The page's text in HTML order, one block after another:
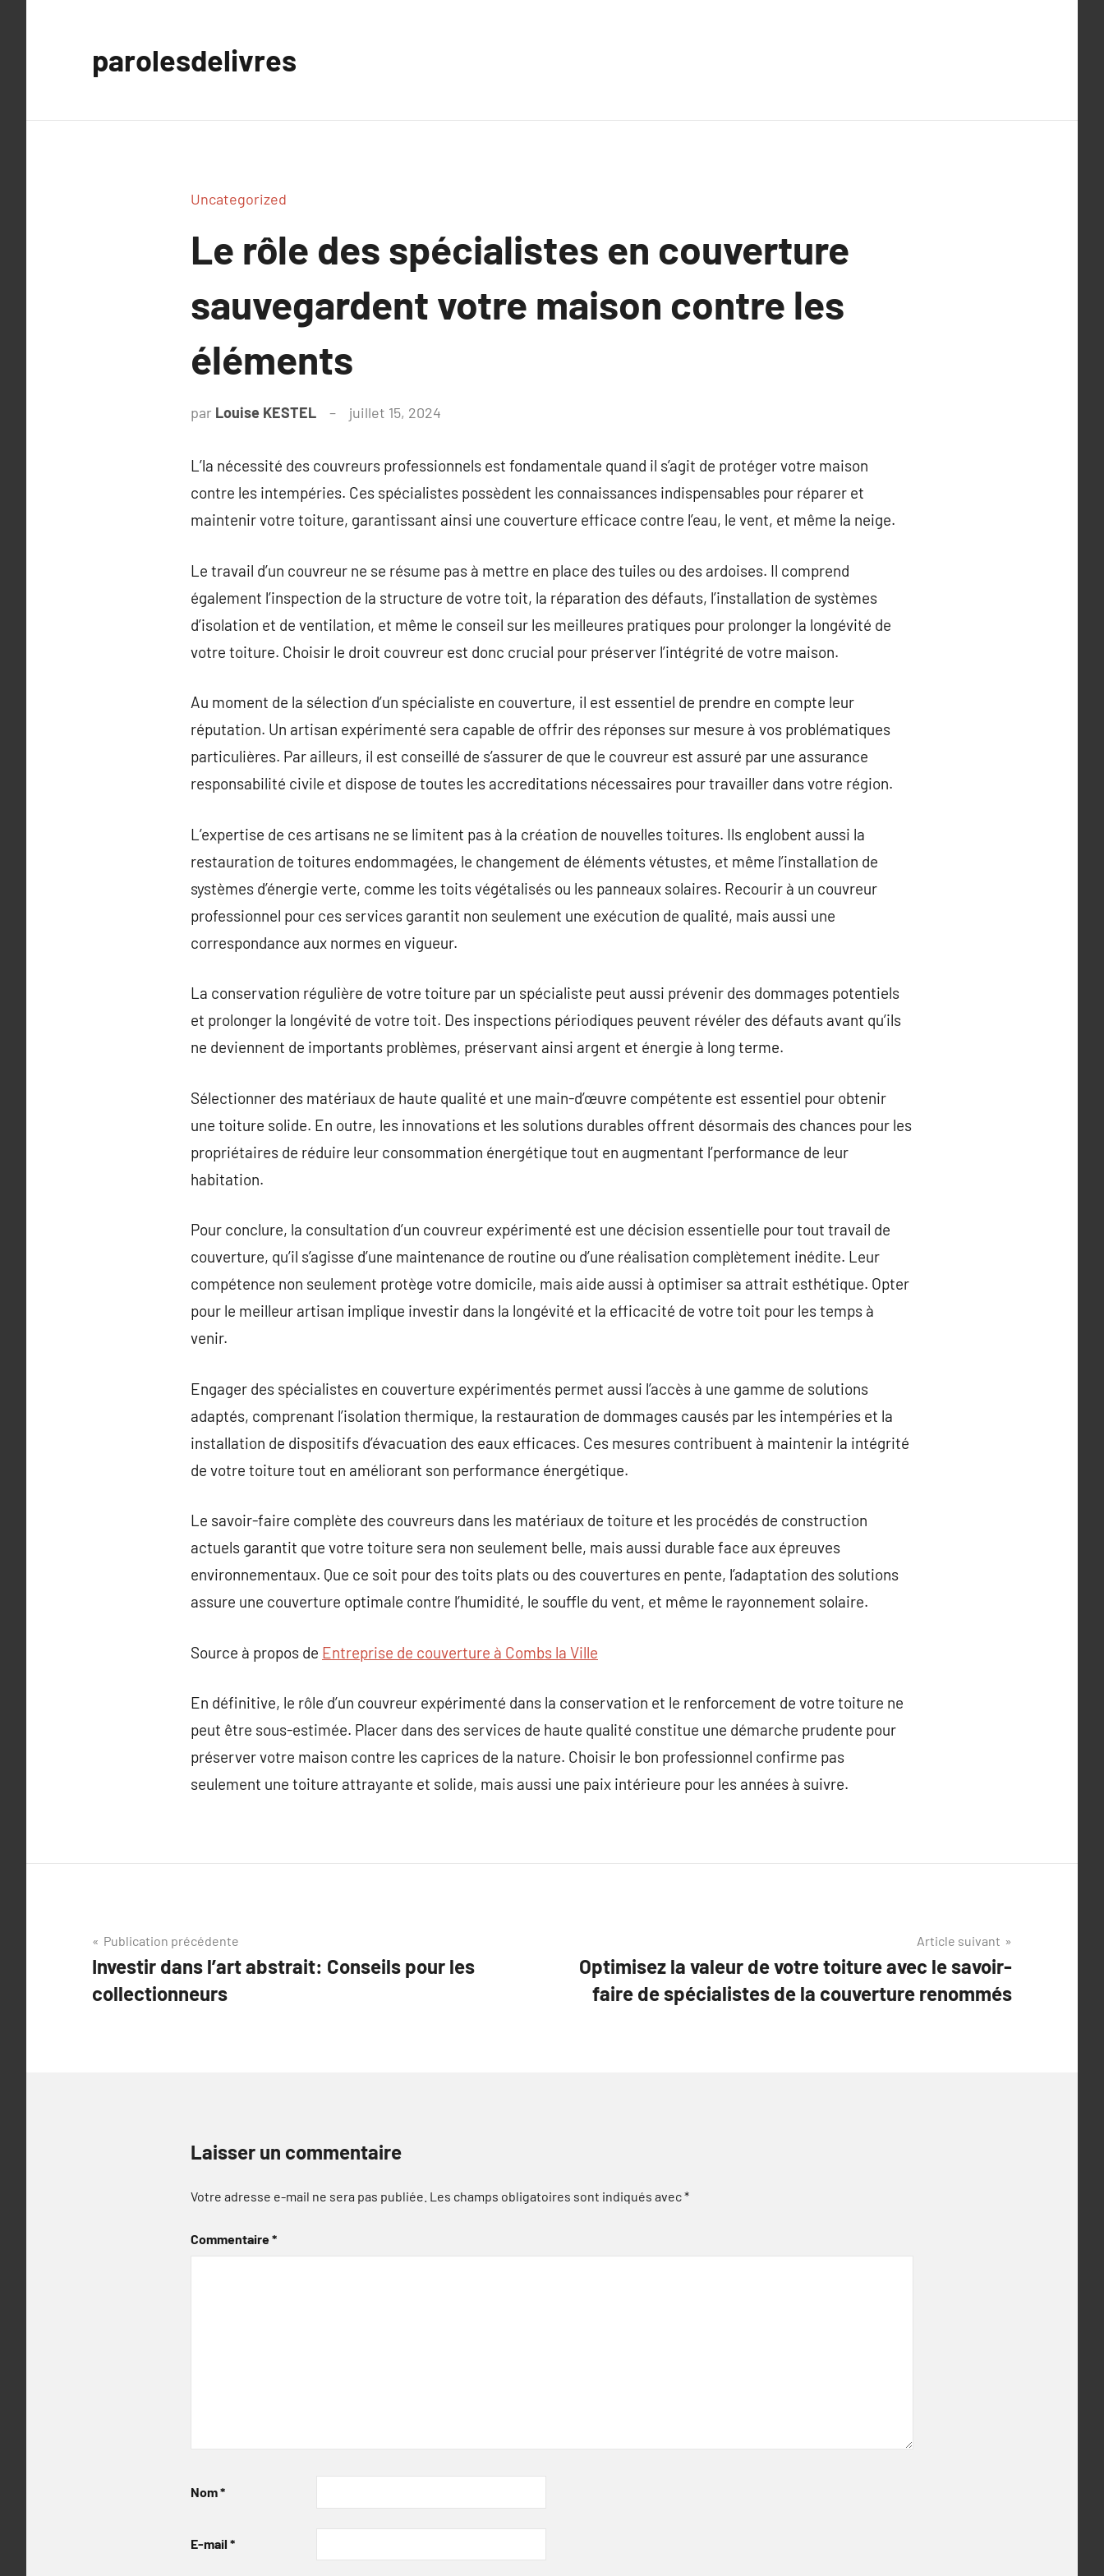
parolesdelivres
Uncategorized
Le rôle des spécialistes en couverture
sauvegardent votre maison contre les
éléments
par Louise KESTEL juillet 15, 2024
L’la nécessité des couvreurs professionnels est fondamentale quand il s’agit de protéger votre maison
contre les intempéries. Ces spécialistes possèdent les connaissances indispensables pour réparer et
maintenir votre toiture, garantissant ainsi une couverture efficace contre l’eau, le vent, et même la neige.
Le travail d’un couvreur ne se résume pas à mettre en place des tuiles ou des ardoises. Il comprend
également l’inspection de la structure de votre toit, la réparation des défauts, l’installation de systèmes
d’isolation et de ventilation, et même le conseil sur les meilleures pratiques pour prolonger la longévité de
votre toiture. Choisir le droit couvreur est donc crucial pour préserver l’intégrité de votre maison.
Au moment de la sélection d’un spécialiste en couverture, il est essentiel de prendre en compte leur
réputation. Un artisan expérimenté sera capable de offrir des réponses sur mesure à vos problématiques
particulières. Par ailleurs, il est conseillé de s’assurer de que le couvreur est assuré par une assurance
responsabilité civile et dispose de toutes les accreditations nécessaires pour travailler dans votre région.
L’expertise de ces artisans ne se limitent pas à la création de nouvelles toitures. Ils englobent aussi la
restauration de toitures endommagées, le changement de éléments vétustes, et même l’installation de
systèmes d’énergie verte, comme les toits végétalisés ou les panneaux solaires. Recourir à un couvreur
professionnel pour ces services garantit non seulement une exécution de qualité, mais aussi une
correspondance aux normes en vigueur.
La conservation régulière de votre toiture par un spécialiste peut aussi prévenir des dommages potentiels
et prolonger la longévité de votre toit. Des inspections périodiques peuvent révéler des défauts avant qu’ils
ne deviennent de importants problèmes, préservant ainsi argent et énergie à long terme.
Sélectionner des matériaux de haute qualité et une main-d’œuvre compétente est essentiel pour obtenir
une toiture solide. En outre, les innovations et les solutions durables offrent désormais des chances pour les
propriétaires de réduire leur consommation énergétique tout en augmentant l’performance de leur
habitation.
Pour conclure, la consultation d’un couvreur expérimenté est une décision essentielle pour tout travail de
couverture, qu’il s’agisse d’une maintenance de routine ou d’une réalisation complètement inédite. Leur
compétence non seulement protège votre domicile, mais aide aussi à optimiser sa attrait esthétique. Opter
pour le meilleur artisan implique investir dans la longévité et la efficacité de votre toit pour les temps à
venir.
Engager des spécialistes en couverture expérimentés permet aussi l’accès à une gamme de solutions
adaptés, comprenant l’isolation thermique, la restauration de dommages causés par les intempéries et la
installation de dispositifs d’évacuation des eaux efficaces. Ces mesures contribuent à maintenir la intégrité
de votre toiture tout en améliorant son performance énergétique.
Le savoir-faire complète des couvreurs dans les matériaux de toiture et les procédés de construction
actuels garantit que votre toiture sera non seulement belle, mais aussi durable face aux épreuves
environnementaux. Que ce soit pour des toits plats ou des couvertures en pente, l’adaptation des solutions
assure une couverture optimale contre l’humidité, le souffle du vent, et même le rayonnement solaire.
Source à propos de Entreprise de couverture à Combs la Ville
En définitive, le rôle d’un couvreur expérimenté dans la conservation et le renforcement de votre toiture ne
peut être sous-estimée. Placer dans des services de haute qualité constitue une démarche prudente pour
préserver votre maison contre les caprices de la nature. Choisir le bon professionnel confirme pas
seulement une toiture attrayante et solide, mais aussi une paix intérieure pour les années à suivre.
Navigation
de
l’article
Publication précédente
Investir dans l’art abstrait: Conseils pour les
collectionneurs
Article suivant
Optimisez la valeur de votre toiture avec le savoir-
faire de spécialistes de la couverture renommés
Laisser un commentaire
Votre adresse e-mail ne sera pas publiée. Les champs obligatoires sont indiqués avec*
Commentaire*
Nom*
E-mail *